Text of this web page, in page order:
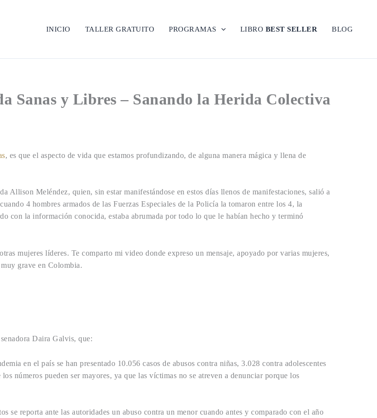
INICIO TALLER GRATUITO PROGRAMAS LIBRO BEST SELLER BLOG
Sanas y Libres – Sanando la Herida Colectiva
, es que el aspecto de vida que estamos profundizando, de alguna manera mágica y llena de
Allison Meléndez, quien, sin estar manifestándose en estos días llenos de manifestaciones, salió a
4 hombres armados de las Fuerzas Especiales de la Policía la tomaron entre los 4, la
con la información conocida, estaba abrumada por todo lo que le habían hecho y terminó
mujeres líderes. Te comparto mi video donde expreso un mensaje, apoyado por varias mujeres,
grave en Colombia.
Daira Galvis, que:
en el país se han presentado 10.056 casos de abusos contra niñas, 3.028 contra adolescentes
números pueden ser mayores, ya que las víctimas no se atreven a denunciar porque los
se reporta ante las autoridades un abuso contra un menor cuando antes y comparado con el año